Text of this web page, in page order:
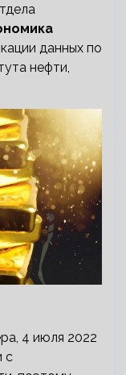
данных по
нефти,
4 июля 2022
с